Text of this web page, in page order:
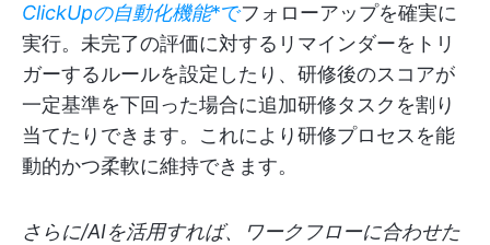
ClickUpの自動化機能*でフォローアップを確実に
実行。未完了の評価に対するリマインダーをトリ
ガーするルールを設定したり、研修後のスコアが
一定基準を下回った場合に追加研修タスクを割り
当てたりできます。これにより研修プロセスを能
動的かつ柔軟に維持できます。
さらに/AIを活用すれば、ワークフローに合わせた